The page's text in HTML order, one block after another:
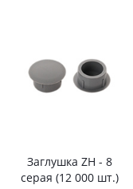
Заглушка ZH - 8
серая (12 000 шт.)